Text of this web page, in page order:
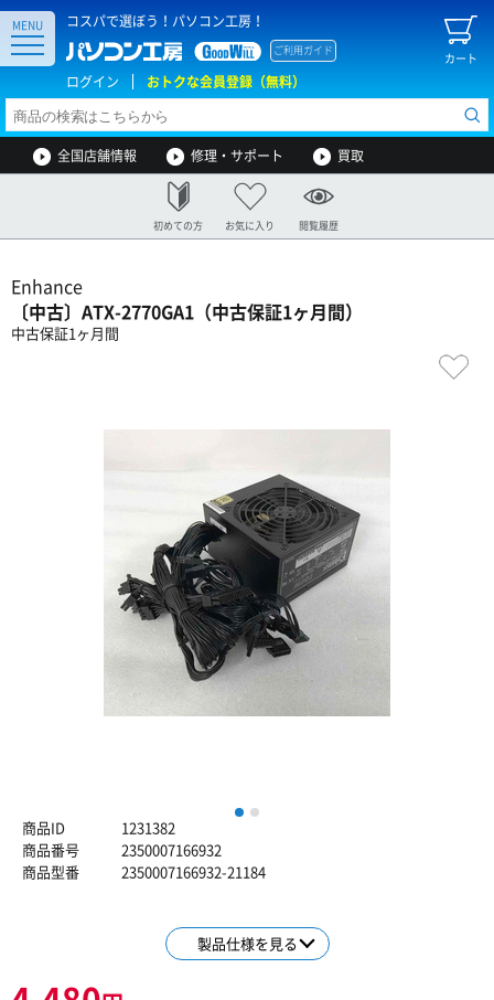
コスパで選ぼう！パソコン工房！
カート
ご利用ガイド
ログイン おトクな会員登録（無料）
MENU
全国店舗情報 修理・サポート 買取
初めての方 お気に入り 閲覧履歴
Enhance
〔中古〕ATX-2770GA1（中古保証1ヶ月間）
中古保証1ヶ月間
1
商品ID
1231382
商品番号
2350007166932
商品型番
2350007166932-21184
製品仕様を見る